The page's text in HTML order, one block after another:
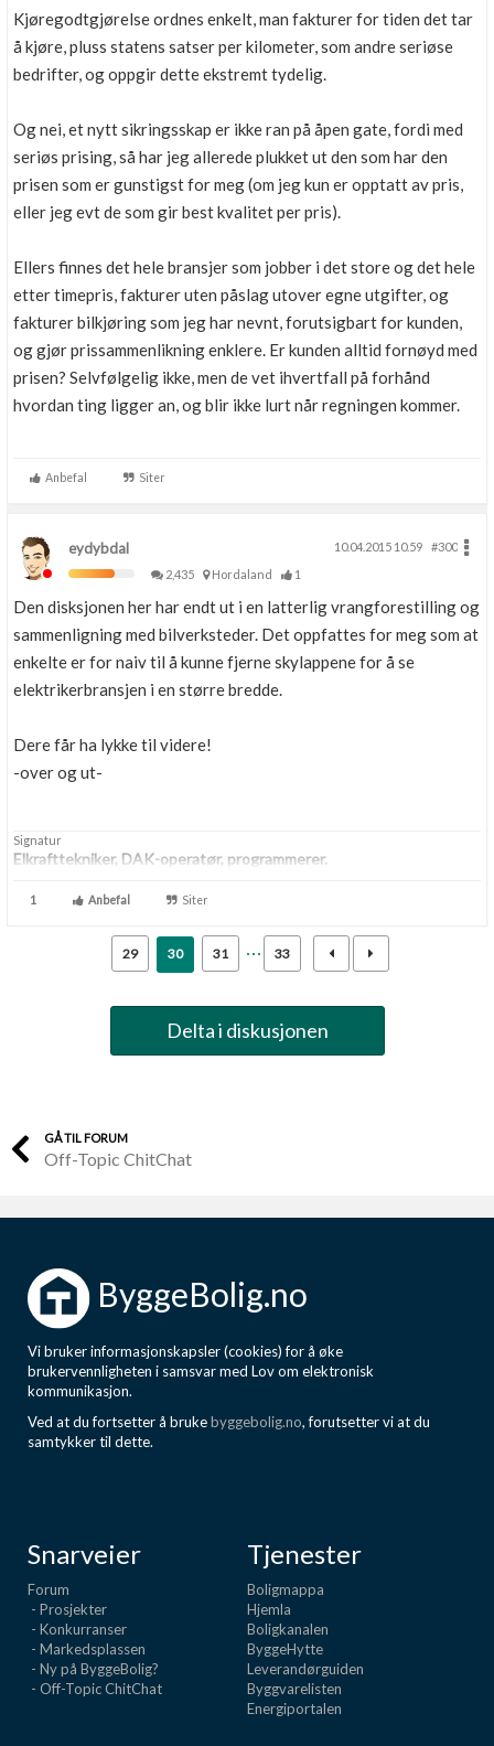
Kjøregodtgjørelse ordnes enkelt, man fakturer for tiden det tar
å kjøre, pluss statens satser per kilometer, som andre seriøse
bedrifter, og oppgir dette ekstremt tydelig.
Og nei, et nytt sikringsskap er ikke ran på åpen gate, fordi med
seriøs prising, så har jeg allerede plukket ut den som har den
prisen som er gunstigst for meg (om jeg kun er opptatt av pris,
eller jeg evt de som gir best kvalitet per pris).
Ellers finnes det hele bransjer som jobber i det store og det hele
etter timepris, fakturer uten påslag utover egne utgifter, og
fakturer bilkjøring som jeg har nevnt, forutsigbart for kunden,
og gjør prissammenlikning enklere. Er kunden alltid fornøyd med
prisen? Selvfølgelig ikke, men de vet ihvertfall på forhånd
hvordan ting ligger an, og blir ikke lurt når regningen kommer.
Anbefal Siter
eydybdal 10.04.2015 10.59
#300
2,435
Hordaland 1
Den disksjonen her har endt ut i en latterlig vrangforestilling og
sammenligning med bilverksteder. Det oppfattes for meg som at
enkelte er for naiv til å kunne fjerne skylappene for å se
elektrikerbransjen i en større bredde.
Dere får ha lykke til videre!
-over og ut-
Signatur
Elkrafttekniker, DAK-operatør, programmerer.
1 Anbefal Siter
29 30 31 33
Delta i diskusjonen
GÅ TIL FORUM
Off-Topic ChitChat
ByggeBolig.no
Vi bruker informasjonskapsler (cookies) for å øke
brukervennligheten i samsvar med Lov om elektronisk
kommunikasjon.
Ved at du fortsetter å brukebyggebolig.no, forutsetter vi at du
samtykker til dette.
Snarveier
Forum
- Prosjekter
- Konkurranser
- Markedsplassen
- Ny på ByggeBolig?
- Off-Topic ChitChat
Tjenester
Boligmappa
Hjemla
Boligkanalen
ByggeHytte
Leverandørguiden
Byggvarelisten
Energiportalen